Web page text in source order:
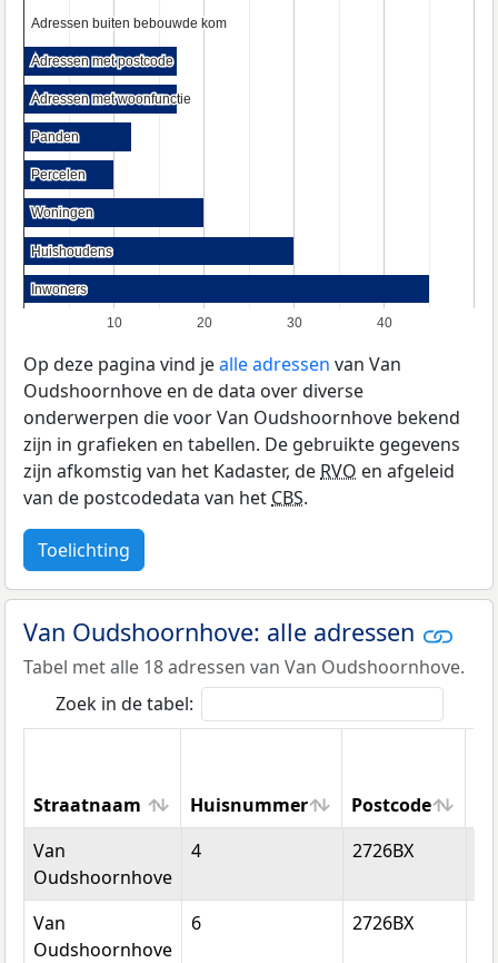
10 20 30 40
Adressen buiten bebouwde kom
Adressen buiten bebouwde kom
Adressen met postcode
Adressen met postcode
Adressen met woonfunctie
Adressen met woonfunctie
Panden
Panden
Percelen
Percelen
Woningen
Woningen
Huishoudens
Huishoudens
Inwoners
Inwoners
Op deze pagina vind jealle adressen van Van
Oudshoornhove en de data over diverse
onderwerpen die voor Van Oudshoornhove bekend
zijn in grafieken en tabellen. De gebruikte gegevens
zijn afkomstig van het Kadaster, deRVO en afgeleid
van de postcodedata van hetCBS.
Toelichting
Van Oudshoornhove: alle adressen
Tabel met alle 18 adressen van Van Oudshoornhove.
Zoek in de tabel:
Straatnaam Huisnummer Postcode
Straatnaam
Huisnummer Postcode
Van
Oudshoornhove
4 2726BX
Van
Oudshoornhove
6 2726BX